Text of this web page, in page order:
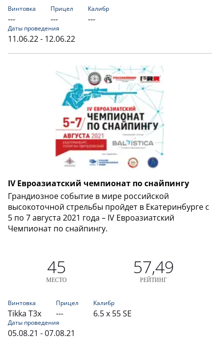
Винтовка
---
Прицел
---
Калибр
---
Даты проведения
11.06.22 - 12.06.22
IV Евроазиатский чемпионат по снайпингу
Грандиозное событие в мире российской
высокоточной стрельбы пройдет в Екатеринбурге с
5 по 7 августа 2021 года – IV Евроазиатский
Чемпионат по снайпингу.
45
МЕСТО
57,49
РЕЙТИНГ
Винтовка
Tikka T3x
Прицел
---
Калибр
6.5 x 55 SE
Даты проведения
05.08.21 - 07.08.21